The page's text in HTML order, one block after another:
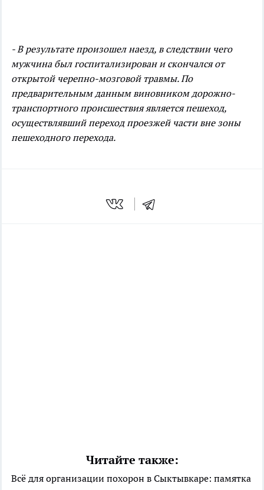
- В результате произошел наезд, в следствии чего
мужчина был госпитализирован и скончался от
открытой черепно-мозговой травмы. По
предварительным данным виновником дорожно-
транспортного происшествия является пешеход,
осуществлявший переход проезжей части вне зоны
пешеходного перехода.
Читайте также:
Всё для организации похорон в Сыктывкаре: памятка